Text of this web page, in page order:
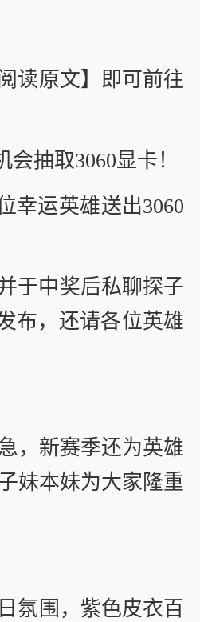
读原文】即可前往
抽取3060显卡！
运英雄送出3060
于中奖后私聊探子
布，还请各位英雄
，新赛季还为英雄
妹本妹为大家隆重
氛围，紫色皮衣百